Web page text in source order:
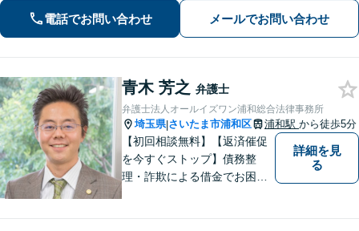
かした迅速な行動力でサポートしま
す。まずはお気軽にご相談ください。
電話でお問い合わせ メールでお問い合わせ
青木 芳之 弁護士
弁護士法人オールイズワン浦和総合法律事務所
埼玉県|さいたま市浦和区 浦和駅 から徒歩5分
【初回相談無料】【返済催促
を今すぐストップ】債務整
理・詐欺による借金でお困り
詳細を見
る